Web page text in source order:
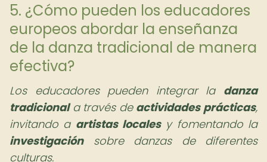
5. ¿Cómo pueden los educadores
europeos abordar la enseñanza
de la danza tradicional de manera
efectiva?
Los educadores pueden integrar la danza
tradicionala través de actividades prácticas,
invitando a artistas localesy fomentando la
investigaciónsobre danzas de diferentes
culturas.